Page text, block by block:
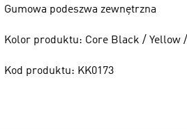
Gumowa podeszwa zewnętrzna
Kolor produktu: Core Black / Yellow
Kod produktu: KK0173